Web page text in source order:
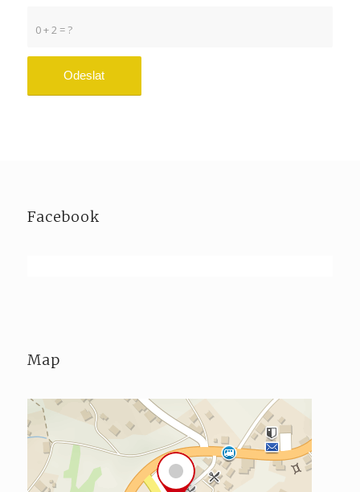
0 + 2 = ?
Facebook
Map